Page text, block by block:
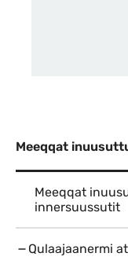
Meeqqat
Meeqqat
innersuussutit
Qulaajaanermi